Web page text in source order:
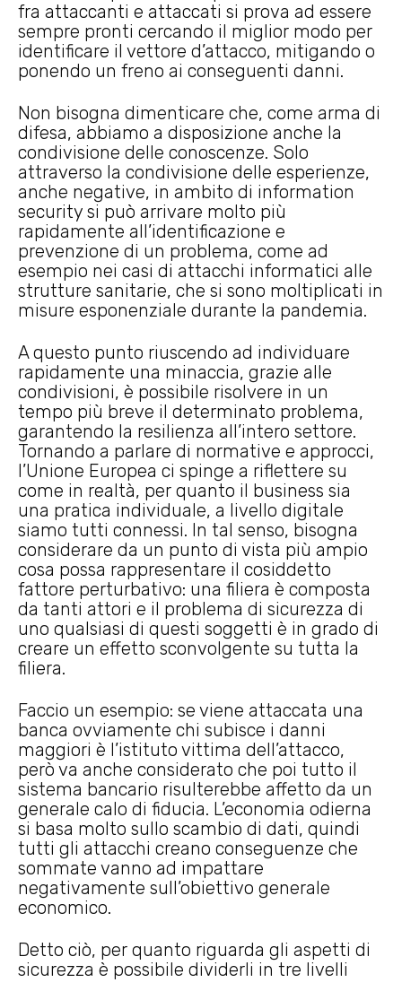
fra attaccanti e attaccati si prova ad essere
sempre pronti cercando il miglior modo per
identificare il vettore d’attacco, mitigando o
ponendo un freno ai conseguenti danni.
Non bisogna dimenticare che, come arma di
difesa, abbiamo a disposizione anche la
condivisione delle conoscenze. Solo
attraverso la condivisione delle esperienze,
anche negative, in ambito di information
security si può arrivare molto più
rapidamente all’identificazione e
prevenzione di un problema, come ad
esempio nei casi di attacchi informatici alle
strutture sanitarie, che si sono moltiplicati in
misure esponenziale durante la pandemia.
A questo punto riuscendo ad individuare
rapidamente una minaccia, grazie alle
condivisioni, è possibile risolvere in un
tempo più breve il determinato problema,
garantendo la resilienza all’intero settore.
Tornando a parlare di normative e approcci,
l’Unione Europea ci spinge a riflettere su
come in realtà, per quanto il business sia
una pratica individuale, a livello digitale
siamo tutti connessi. In tal senso, bisogna
considerare da un punto di vista più ampio
cosa possa rappresentare il cosiddetto
fattore perturbativo: una filiera è composta
da tanti attori e il problema di sicurezza di
uno qualsiasi di questi soggetti è in grado di
creare un effetto sconvolgente su tutta la
filiera.
Faccio un esempio: se viene attaccata una
banca ovviamente chi subisce i danni
maggiori è l’istituto vittima dell’attacco,
però va anche considerato che poi tutto il
sistema bancario risulterebbe affetto da un
generale calo di fiducia. L’economia odierna
si basa molto sullo scambio di dati, quindi
tutti gli attacchi creano conseguenze che
sommate vanno ad impattare
negativamente sull’obiettivo generale
economico.
Detto ciò, per quanto riguarda gli aspetti di
sicurezza è possibile dividerli in tre livelli